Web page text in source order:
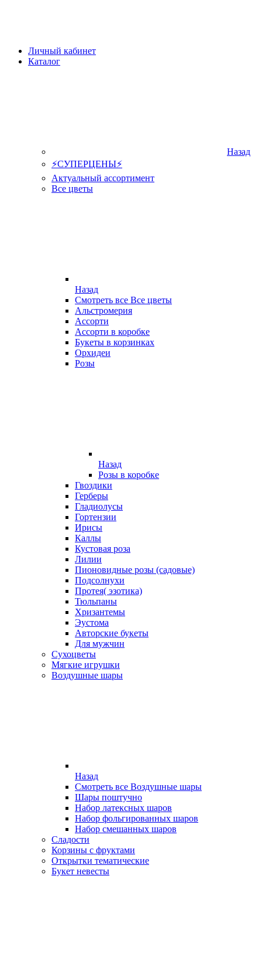
Личный кабинет
Каталог
Назад
⚡СУПЕРЦЕНЫ⚡
Актуальный ассортимент
Все цветы
Назад
Смотреть все Все цветы
Альстромерия
Ассорти
Ассорти в коробке
Букеты в корзинках
Орхидеи
Розы
Назад
Розы в коробке
Гвоздики
Герберы
Гладиолусы
Гортензии
Ирисы
Каллы
Кустовая роза
Лилии
Пионовидные розы (садовые)
Подсолнухи
Протея( эзотика)
Тюльпаны
Хризантемы
Эустома
Авторские букеты
Для мужчин
Сухоцветы
Мягкие игрушки
Воздушные шары
Назад
Смотреть все Воздушные шары
Шары поштучно
Набор латексных шаров
Набор фольгированных шаров
Набор смешанных шаров
Сладости
Корзины с фруктами
Открытки тематические
Букет невесты